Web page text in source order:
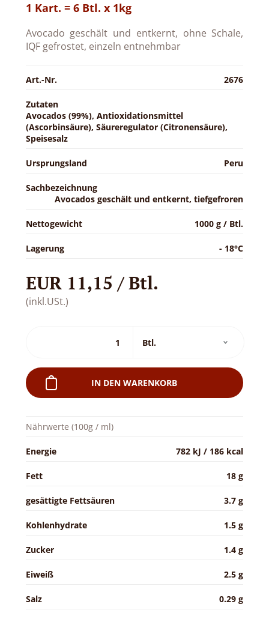
1 Kart. = 6 Btl. x 1kg
Avocado geschält und entkernt, ohne Schale,
IQF gefrostet, einzeln entnehmbar
Art.-Nr. 2676
Zutaten
Avocados (99%), Antioxidationsmittel
(Ascorbinsäure), Säureregulator (Citronensäure),
Speisesalz
Ursprungsland Peru
Sachbezeichnung
Avocados geschält und entkernt, tiefgefroren
Nettogewicht 1000 g / Btl.
Lagerung - 18°C
EUR 11,15 / Btl.
(inkl.USt.)
IN DEN WARENKORB
Nährwerte (100g / ml)
Energie 782 kJ / 186 kcal
Fett 18 g
gesättigte Fettsäuren 3.7 g
Kohlenhydrate 1.5 g
Zucker 1.4 g
Eiweiß 2.5 g
Salz 0.29 g